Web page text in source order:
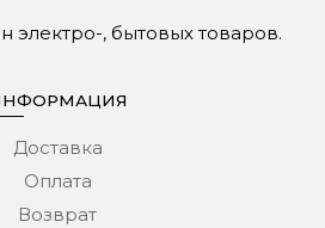
электро-, бытовых товаров.
Доставка
Оплата
Возврат